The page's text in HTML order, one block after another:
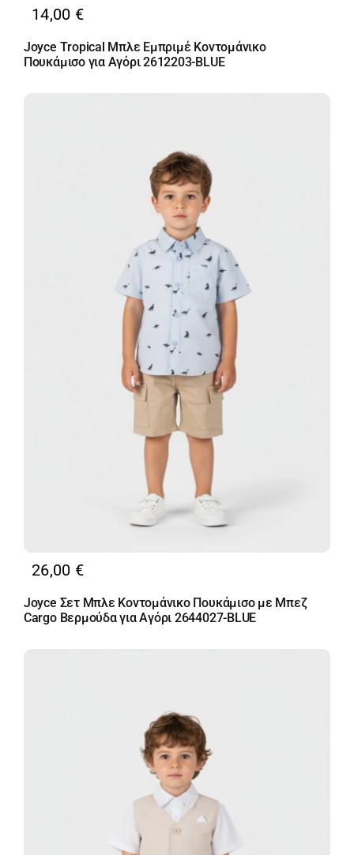
14,00 €
Joyce Τropical Μπλε Εμπριμέ Κοντομάνικο
Πουκάμισο για Αγόρι 2612203-BLUE
26,00 €
Joyce Σετ Μπλε Κοντομάνικο Πουκάμισο με Μπεζ
Cargo Βερμούδα για Αγόρι 2644027-BLUE